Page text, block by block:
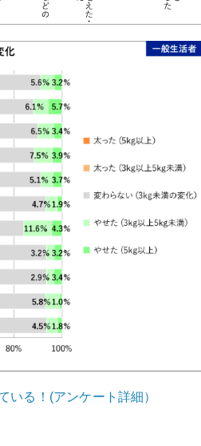
いる！(アンケート詳細）